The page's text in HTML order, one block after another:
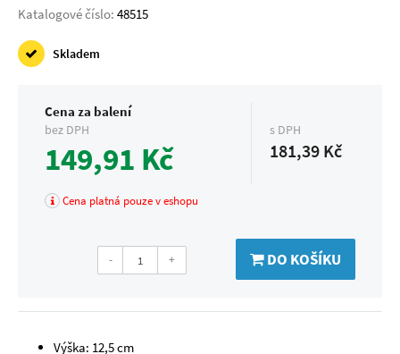
Katalogové číslo: 48515
Skladem
Cena za balení
bez DPH
149,91 Kč
s DPH
181,39 Kč
Cena platná pouze v eshopu
- + DO KOŠÍKU
Výška: 12,5 cm